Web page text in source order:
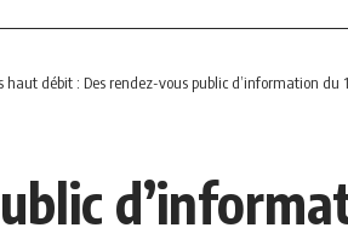
haut débit : Des rendez-vous public d’information du